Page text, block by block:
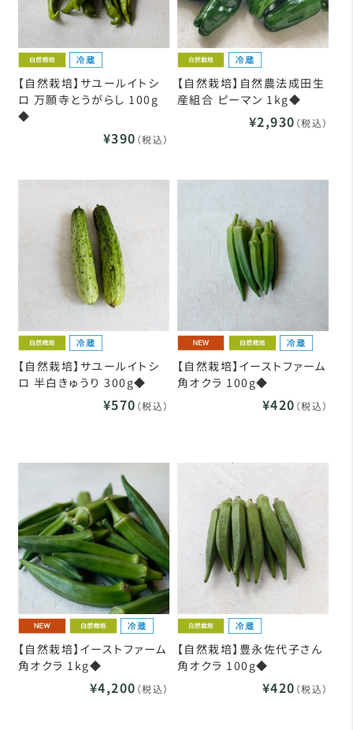
【自然栽培】サユールイトシ
ロ 万願寺とうがらし 100g
◆
¥390 （税込）
【自然栽培】自然農法成田生
産組合 ピーマン 1kg◆
¥2,930 （税込）
【自然栽培】サユールイトシ
ロ 半白きゅうり 300g◆
¥570 （税込）
【自然栽培】イーストファーム
角オクラ 100g◆
¥420 （税込）
【自然栽培】イーストファーム
角オクラ 1kg◆
¥4,200 （税込）
【自然栽培】豊永佐代子さん
角オクラ 100g◆
¥420 （税込）